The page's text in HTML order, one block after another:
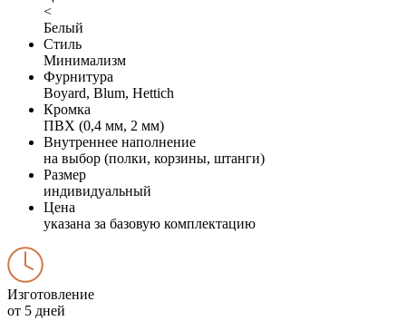
<
Белый
Стиль
Минимализм
Фурнитура
Boyard, Blum, Hettich
Кромка
ПВХ (0,4 мм, 2 мм)
Внутреннее наполнение
на выбор (полки, корзины, штанги)
Размер
индивидуальный
Цена
указана за базовую комплектацию
Изготовление
от 5 дней